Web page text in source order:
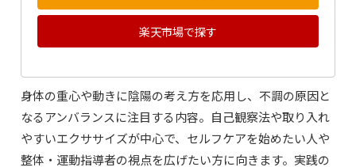
楽天市場で探す
身体の重心や動きに陰陽の考え方を応用し、不調の原因と
なるアンバランスに注目する内容。自己観察法や取り入れ
やすいエクササイズが中心で、セルフケアを始めたい人や
整体・運動指導者の視点を広げたい方に向きます。実践の